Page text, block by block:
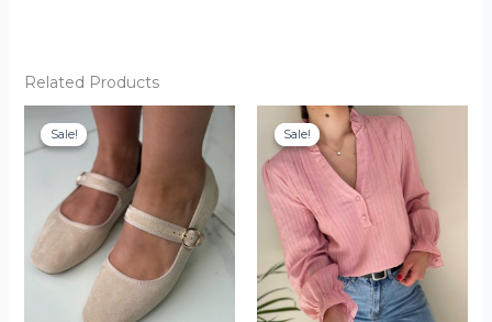
Related Products
Sale!
Sale!
product
multiple
variants.
The
options
Sale!
Sale!
product
has
multiple
variants.
options
may